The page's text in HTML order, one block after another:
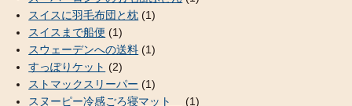
スイスに羽毛布団と枕 (1)
スイスまで船便 (1)
スウェーデンへの送料 (1)
すっぽりケット (2)
ストマックスリーパー (1)
スヌーピー冷感ごろ寝マット
(1)